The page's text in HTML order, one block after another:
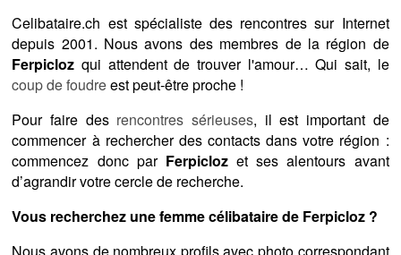
Celibataire.ch est spécialiste des rencontres sur Internet
depuis 2001. Nous avons des membres de la région de
Ferpicloz qui attendent de trouver l'amour… Qui sait, le
coup de foudreest peut-être proche !
Pour faire des rencontres sérieuses, il est important de
commencer à rechercher des contacts dans votre région :
commencez donc par Ferpiclozet ses alentours avant
d’agrandir votre cercle de recherche.
Vous recherchez une femme célibataire de Ferpicloz ?